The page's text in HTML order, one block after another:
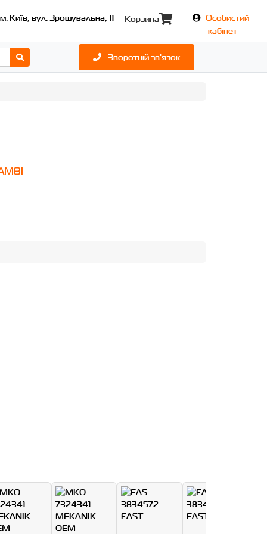
м. Київ, вул. Зрошувальна, 11 Корзина
Особистий
кабінет
Зворотній зв'язок